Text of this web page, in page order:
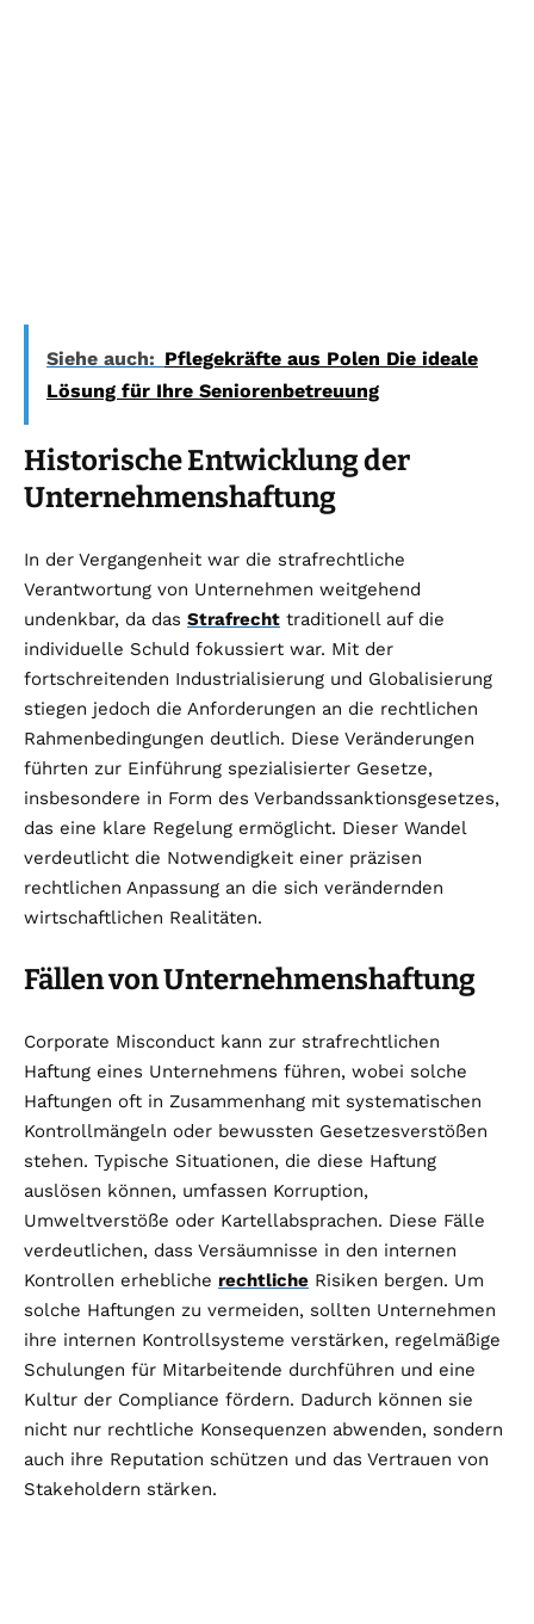
Siehe auch: Pflegekräfte aus Polen Die ideale
Lösung für Ihre Seniorenbetreuung
Historische Entwicklung der
Unternehmenshaftung
In der Vergangenheit war die strafrechtliche
Verantwortung von Unternehmen weitgehend
undenkbar, da das Strafrecht traditionell auf die
individuelle Schuld fokussiert war. Mit der
fortschreitenden Industrialisierung und Globalisierung
stiegen jedoch die Anforderungen an die rechtlichen
Rahmenbedingungen deutlich. Diese Veränderungen
führten zur Einführung spezialisierter Gesetze,
insbesondere in Form des Verbandssanktionsgesetzes,
das eine klare Regelung ermöglicht. Dieser Wandel
verdeutlicht die Notwendigkeit einer präzisen
rechtlichen Anpassung an die sich verändernden
wirtschaftlichen Realitäten.
Fällen von Unternehmenshaftung
Corporate Misconduct kann zur strafrechtlichen
Haftung eines Unternehmens führen, wobei solche
Haftungen oft in Zusammenhang mit systematischen
Kontrollmängeln oder bewussten Gesetzesverstößen
stehen. Typische Situationen, die diese Haftung
auslösen können, umfassen Korruption,
Umweltverstöße oder Kartellabsprachen. Diese Fälle
verdeutlichen, dass Versäumnisse in den internen
Kontrollen erhebliche rechtliche Risiken bergen. Um
solche Haftungen zu vermeiden, sollten Unternehmen
ihre internen Kontrollsysteme verstärken, regelmäßige
Schulungen für Mitarbeitende durchführen und eine
Kultur der Compliance fördern. Dadurch können sie
nicht nur rechtliche Konsequenzen abwenden, sondern
auch ihre Reputation schützen und das Vertrauen von
Stakeholdern stärken.